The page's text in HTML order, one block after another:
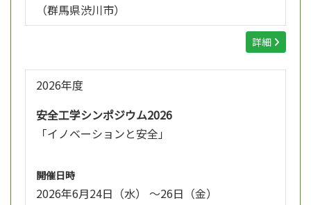
（群馬県渋川市）
詳細
2026年度
安全工学シンポジウム2026
「イノベーションと安全」
開催日時
2026年6月24日（水） ～26日（金）